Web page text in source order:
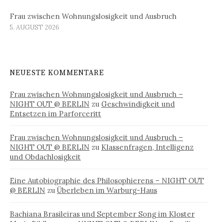
Frau zwischen Wohnungslosigkeit und Ausbruch
5. AUGUST 2026
NEUESTE KOMMENTARE
Frau zwischen Wohnungslosigkeit und Ausbruch –
NIGHT OUT @ BERLIN zu Geschwindigkeit und
Entsetzen im Parforceritt
Frau zwischen Wohnungslosigkeit und Ausbruch –
NIGHT OUT @ BERLIN zu Klassenfragen, Intelligenz
und Obdachlosigkeit
Eine Autobiographie des Philosophierens – NIGHT OUT
@ BERLIN zu Überleben im Warburg-Haus
Bachiana Brasileiras und September Song im Kloster